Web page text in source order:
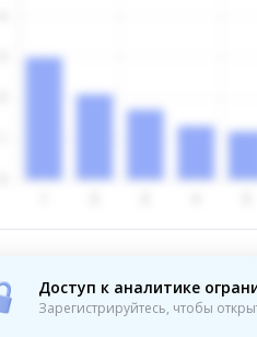
Доступ к аналитике
Зарегистрируйтесь, чтобы